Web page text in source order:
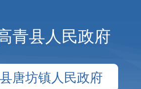
青县人民政府
唐坊镇人民政府